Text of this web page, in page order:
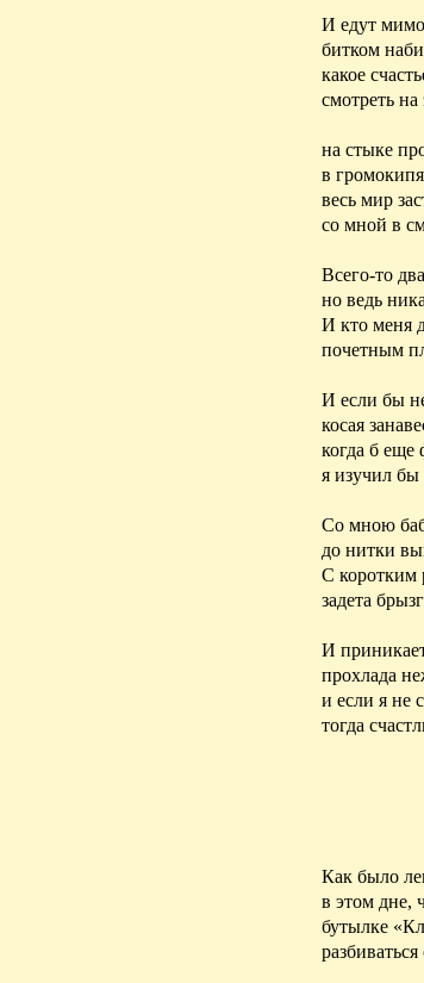
И едут
битком
какое
смотреть
на стыке
в
весь мир
со мной в
Всего-то
но ведь
И кто меня
почетным
И если бы
косая
когда б еще
я изучил бы
Со мною
до нитки
С коротким
задета
И
прохлада
и если я не
тогда
Как было
в этом дне,
бутылке